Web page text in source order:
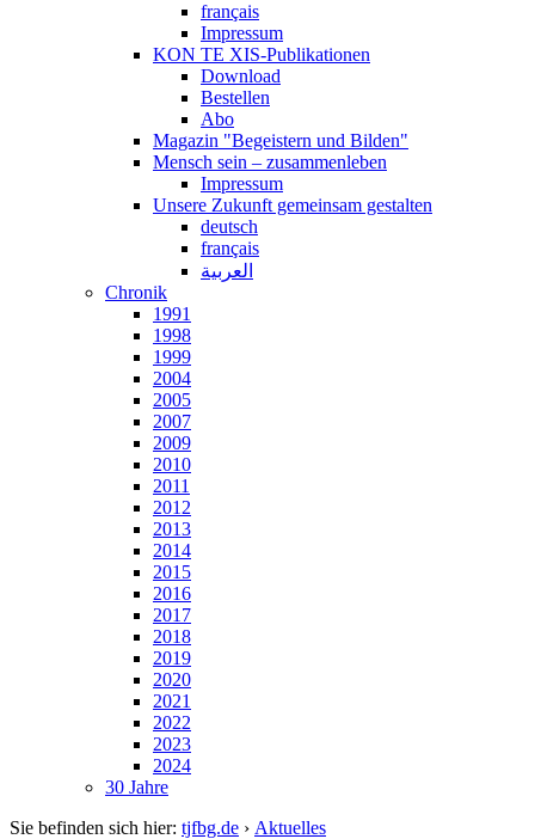
français
Impressum
KON TE XIS-Publikationen
Download
Bestellen
Abo
Magazin "Begeistern und Bilden"
Mensch sein – zusammenleben
Impressum
Unsere Zukunft gemeinsam gestalten
deutsch
français
العربية
Chronik
1991
1998
1999
2004
2005
2007
2009
2010
2011
2012
2013
2014
2015
2016
2017
2018
2019
2020
2021
2022
2023
2024
30 Jahre
Sie befinden sich hier: tjfbg.de › Aktuelles